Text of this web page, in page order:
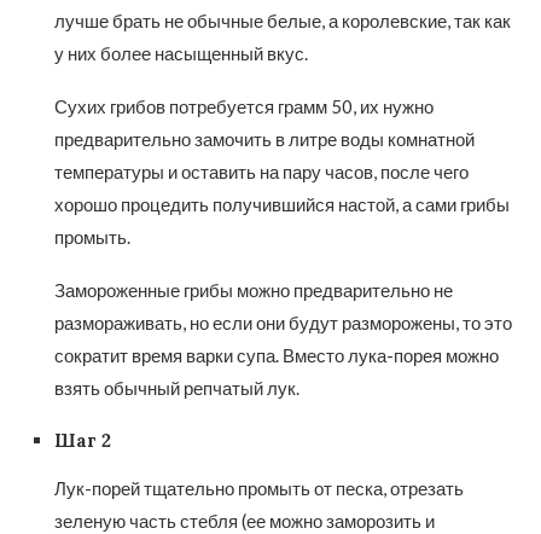
лучше брать не обычные белые, а королевские, так как
у них более насыщенный вкус.
Сухих грибов потребуется грамм 50, их нужно
предварительно замочить в литре воды комнатной
температуры и оставить на пару часов, после чего
хорошо процедить получившийся настой, а сами грибы
промыть.
Замороженные грибы можно предварительно не
размораживать, но если они будут разморожены, то это
сократит время варки супа. Вместо лука-порея можно
взять обычный репчатый лук.
Шаг 2
Лук-порей тщательно промыть от песка, отрезать
зеленую часть стебля (ее можно заморозить и